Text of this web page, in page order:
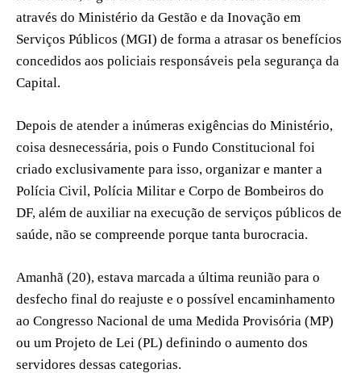
através do Ministério da Gestão e da Inovação em
Serviços Públicos (MGI) de forma a atrasar os benefícios
concedidos aos policiais responsáveis pela segurança da
Capital.
Depois de atender a inúmeras exigências do Ministério,
coisa desnecessária, pois o Fundo Constitucional foi
criado exclusivamente para isso, organizar e manter a
Polícia Civil, Polícia Militar e Corpo de Bombeiros do
DF, além de auxiliar na execução de serviços públicos de
saúde, não se compreende porque tanta burocracia.
Amanhã (20), estava marcada a última reunião para o
desfecho final do reajuste e o possível encaminhamento
ao Congresso Nacional de uma Medida Provisória (MP)
ou um Projeto de Lei (PL) definindo o aumento dos
servidores dessas categorias.